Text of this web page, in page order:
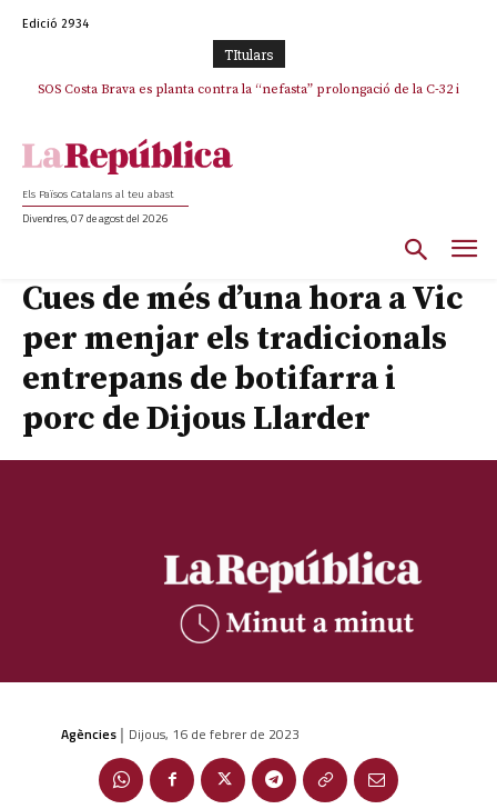
Edició 2934
TItulars
SOS Costa Brava es planta contra la “nefasta” prolongació de la C-32 i
Els Països Catalans al teu abast
Divendres, 07 de agost del 2026
Cues de més d’una hora a Vic
per menjar els tradicionals
entrepans de botifarra i
porc de Dijous Llarder
Agències | Dijous, 16 de febrer de 2023